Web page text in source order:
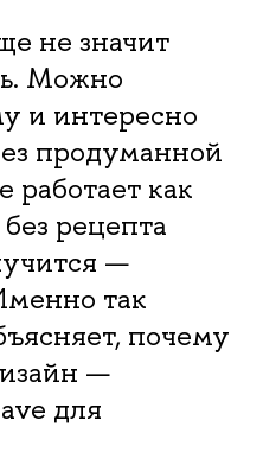
не значит
Можно
и интересно
продуманной
работает как
рецепта
—
так
почему
—
для